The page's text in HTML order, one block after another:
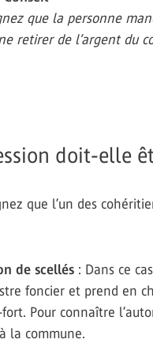
que la personne
retirer de l’argent du
doit-elle
que l’un des
de scellés : Dans ce
foncier et prend en
Pour connaître
la commune.